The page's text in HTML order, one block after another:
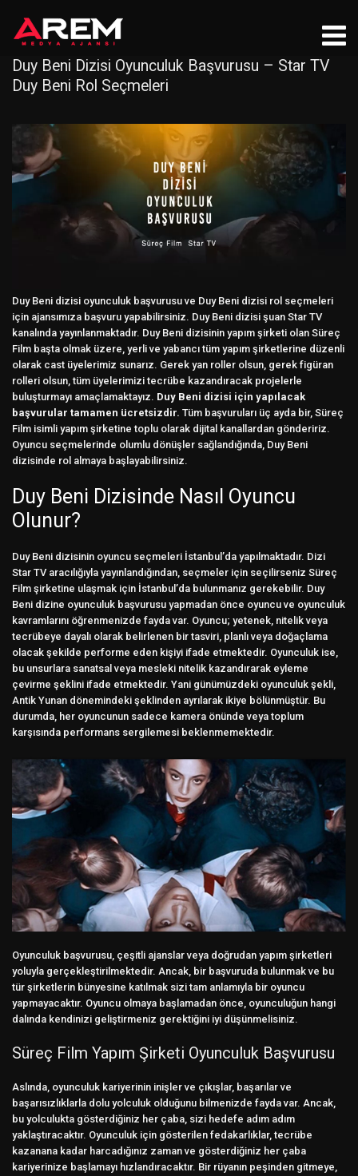
Duy Beni Dizisi Oyunculuk Başvurusu – Star TV
Duy Beni Rol Seçmeleri
Duy Beni dizisi oyunculuk başvurusu ve Duy Beni dizisi rol seçmeleri
için ajansımıza başvuru yapabilirsiniz. Duy Beni dizisi şuan Star TV
kanalında yayınlanmaktadır. Duy Beni dizisinin yapım şirketi olan Süreç
Film başta olmak üzere, yerli ve yabancı tüm yapım şirketlerine düzenli
olarak cast üyelerimiz sunarız. Gerek yan roller olsun, gerek figüran
rolleri olsun, tüm üyelerimizi tecrübe kazandıracak projelerle
buluşturmayı amaçlamaktayız. Duy Beni dizisi için yapılacak
başvurular tamamen ücretsizdir. Tüm başvuruları üç ayda bir, Süreç
Film isimli yapım şirketine toplu olarak dijital kanallardan göndeririz.
Oyuncu seçmelerinde olumlu dönüşler sağlandığında, Duy Beni
dizisinde rol almaya başlayabilirsiniz.
Duy Beni Dizisinde Nasıl Oyuncu
Olunur?
Duy Beni dizisinin oyuncu seçmeleri İstanbul’da yapılmaktadır. Dizi
Star TV aracılığıyla yayınlandığından, seçmeler için seçilirseniz Süreç
Film şirketine ulaşmak için İstanbul’da bulunmanız gerekebilir. Duy
Beni dizine oyunculuk başvurusu yapmadan önce oyuncu ve oyunculuk
kavramlarını öğrenmenizde fayda var. Oyuncu; yetenek, nitelik veya
tecrübeye dayalı olarak belirlenen bir tasviri, planlı veya doğaçlama
olacak şekilde performe eden kişiyi ifade etmektedir. Oyunculuk ise,
bu unsurlara sanatsal veya mesleki nitelik kazandırarak eyleme
çevirme şeklini ifade etmektedir. Yani günümüzdeki oyunculuk şekli,
Antik Yunan dönemindeki şeklinden ayrılarak ikiye bölünmüştür. Bu
durumda, her oyuncunun sadece kamera önünde veya toplum
karşısında performans sergilemesi beklenmemektedir.
Oyunculuk başvurusu, çeşitli ajanslar veya doğrudan yapım şirketleri
yoluyla gerçekleştirilmektedir. Ancak, bir başvuruda bulunmak ve bu
tür şirketlerin bünyesine katılmak sizi tam anlamıyla bir oyuncu
yapmayacaktır. Oyuncu olmaya başlamadan önce, oyunculuğun hangi
dalında kendinizi geliştirmeniz gerektiğini iyi düşünmelisiniz.
Süreç Film Yapım Şirketi Oyunculuk Başvurusu
Aslında, oyunculuk kariyerinin inişler ve çıkışlar, başarılar ve
başarısızlıklarla dolu yolculuk olduğunu bilmenizde fayda var. Ancak,
bu yolculukta gösterdiğiniz her çaba, sizi hedefe adım adım
yaklaştıracaktır. Oyunculuk için gösterilen fedakarlıklar, tecrübe
kazanana kadar harcadığınız zaman ve gösterdiğiniz her çaba
kariyerinize başlamayı hızlandıracaktır. Bir rüyanın peşinden gitmeye,